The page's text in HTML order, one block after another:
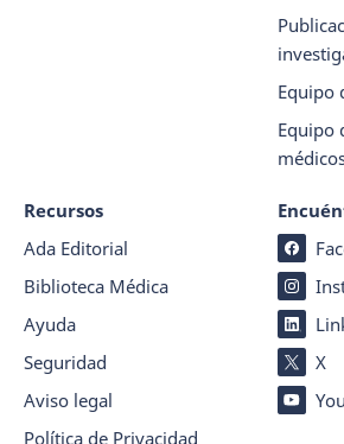
Equipo
Equipo
Recursos
Ada Editorial
Biblioteca Médica
Ayuda
Seguridad
Aviso legal
Política de Privacidad
X